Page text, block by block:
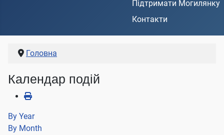
Підтримати Могилянку
Контакти
Головна
Календар подій
By Year
By Month